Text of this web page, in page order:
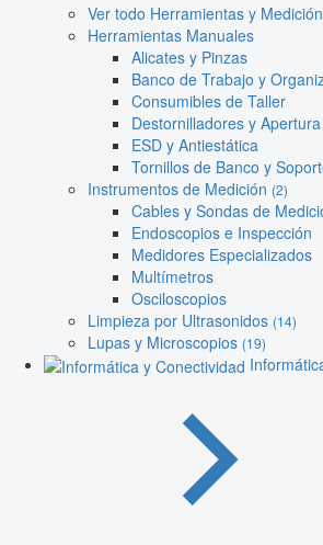
Ver todo Herramientas y Medición
Herramientas Manuales
Alicates y Pinzas
Banco de Trabajo y
Consumibles de Taller
Destornilladores y Apertura
ESD y Antiestática
Tornillos de Banco y
Instrumentos de Medición (2)
Cables y Sondas de
Endoscopios e Inspección
Medidores Especializados
Multímetros
Osciloscopios
Limpieza por Ultrasonidos (14)
Lupas y Microscopios (19)